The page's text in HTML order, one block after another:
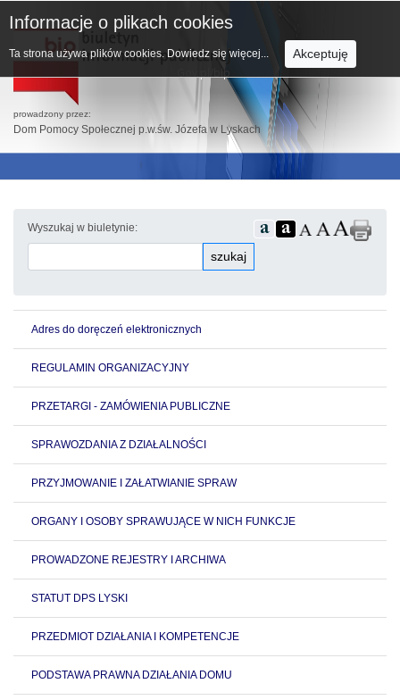
prowadzony przez:
Dom Pomocy Społecznej p.w.św. Józefa w Lyskach
Wyszukaj w biuletynie:
szukaj
Adres do doręczeń elektronicznych
REGULAMIN ORGANIZACYJNY
PRZETARGI - ZAMÓWIENIA PUBLICZNE
SPRAWOZDANIA Z DZIAŁALNOŚCI
PRZYJMOWANIE I ZAŁATWIANIE SPRAW
ORGANY I OSOBY SPRAWUJĄCE W NICH FUNKCJE
PROWADZONE REJESTRY I ARCHIWA
STATUT DPS LYSKI
PRZEDMIOT DZIAŁANIA I KOMPETENCJE
PODSTAWA PRAWNA DZIAŁANIA DOMU
Informacje o plikach cookies
Ta strona używa plików cookies. Dowiedz się więcej... Akceptuję